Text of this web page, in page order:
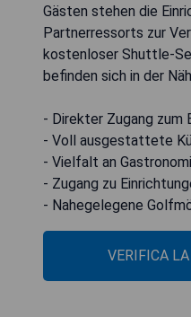
Gästen stehen die
Partnerressorts zur
kostenloser Shuttle-
befinden sich in der
- Direkter Zugang zum
- Voll ausgestattete
- Vielfalt an
- Zugang zu
- Nahegelegene
VERIFICA